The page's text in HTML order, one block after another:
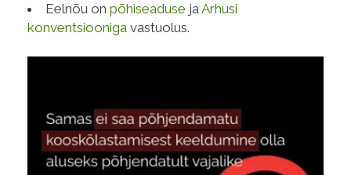
Eelnõu on põhiseaduse jaArhusi
konventsiooniga vastuolus.